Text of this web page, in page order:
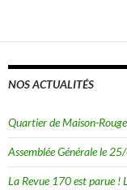
NOS ACTUALITÉS
Quartier de Maison-Rouge
Assemblée Générale le
La Revue 170 est parue !